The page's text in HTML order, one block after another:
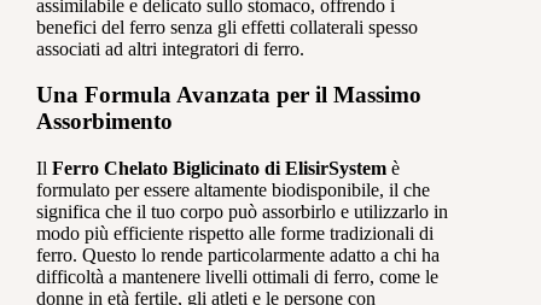
assimilabile e delicato sullo stomaco, offrendo i
benefici del ferro senza gli effetti collaterali spesso
associati ad altri integratori di ferro.
Una Formula Avanzata per il Massimo
Assorbimento
Il Ferro Chelato Biglicinato di ElisirSystemè
formulato per essere altamente biodisponibile, il che
significa che il tuo corpo può assorbirlo e utilizzarlo in
modo più efficiente rispetto alle forme tradizionali di
ferro. Questo lo rende particolarmente adatto a chi ha
difficoltà a mantenere livelli ottimali di ferro, come le
donne in età fertile, gli atleti e le persone con